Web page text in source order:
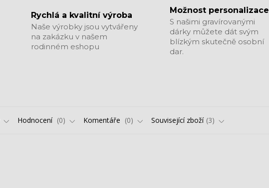
Rychlá a kvalitní výroba
Naše výrobky jsou vytvářeny
na zakázku v našem
rodinném eshopu
Možnost personalizace
S našimi gravírovanými
dárky můžete dát svým
blízkým skutečně osobní
dar.
Hodnocení 0 Komentáře 0 Související zboží 3